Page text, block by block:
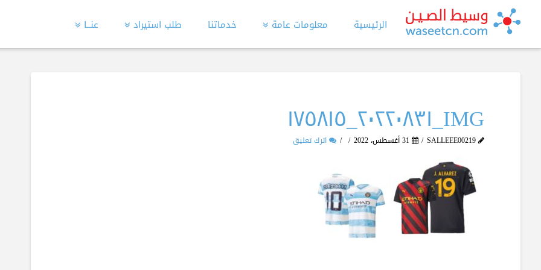
الرئيسية معلومات عامة خدماتنا طلب استيراد عنــا
IMG_٢٠٢٢٠٨٣١_١٧٥٨١٥
SALLEEE00219 31 أغسطس، 2022 اترك تعليق